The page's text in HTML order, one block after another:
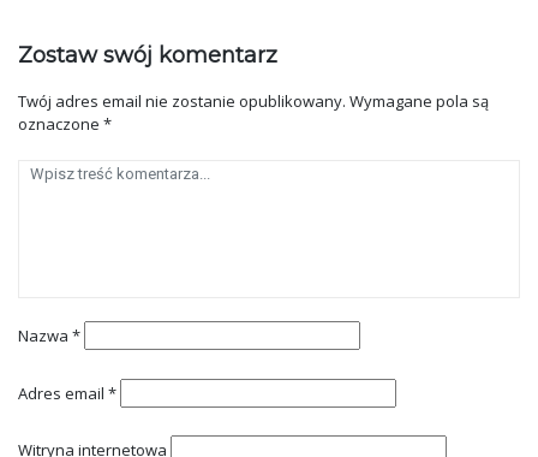
Zostaw swój komentarz
Twój adres email nie zostanie opublikowany. Wymagane pola są
oznaczone *
Nazwa *
Adres email *
Witryna internetowa